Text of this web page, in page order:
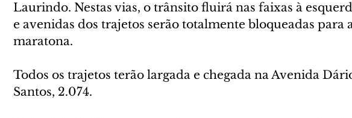
Laurindo. Nestas vias, o trânsito fluirá nas faixas à
e avenidas dos trajetos serão totalmente bloqueadas para
maratona.
Todos os trajetos terão largada e chegada na Avenida
Santos, 2.074.